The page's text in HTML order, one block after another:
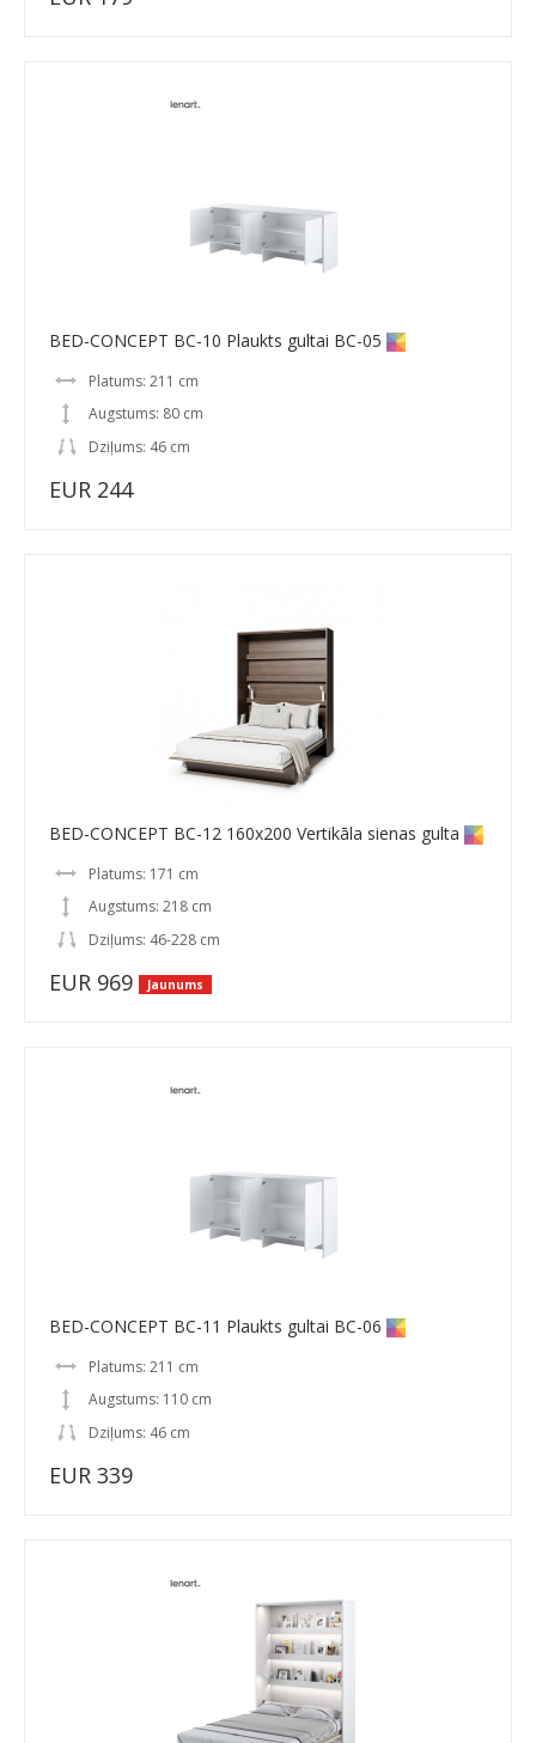
BED-CONCEPT BC-10 Plaukts gultai BC-05
Platums: 211 cm
Augstums: 80 cm
Dziļums: 46 cm
EUR 244
BED-CONCEPT BC-12 160x200 Vertikāla sienas gulta
Platums: 171 cm
Augstums: 218 cm
Dziļums: 46-228 cm
EUR 969 Jaunums
BED-CONCEPT BC-11 Plaukts gultai BC-06
Platums: 211 cm
Augstums: 110 cm
Dziļums: 46 cm
EUR 339